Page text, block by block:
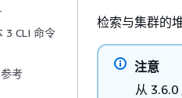
3 CLI 命令
考
检索与集群的
注意
从